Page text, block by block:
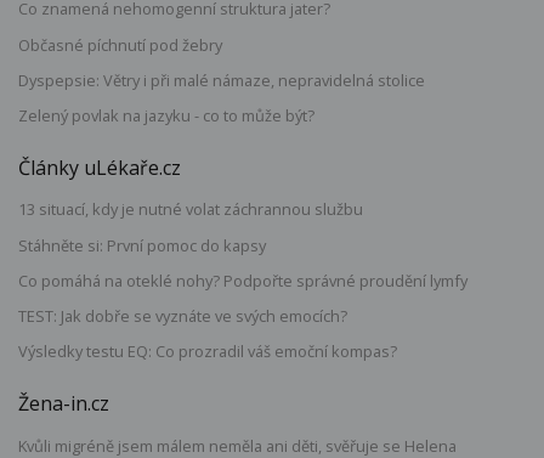
Co znamená nehomogenní struktura jater?
Občasné píchnutí pod žebry
Dyspepsie: Větry i při malé námaze, nepravidelná stolice
Zelený povlak na jazyku - co to může být?
Články uLékaře.cz
13 situací, kdy je nutné volat záchrannou službu
Stáhněte si: První pomoc do kapsy
Co pomáhá na oteklé nohy? Podpořte správné proudění lymfy
TEST: Jak dobře se vyznáte ve svých emocích?
Výsledky testu EQ: Co prozradil váš emoční kompas?
Žena-in.cz
Kvůli migréně jsem málem neměla ani děti, svěřuje se Helena